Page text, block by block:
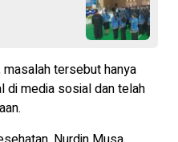
tersebut hanya
di media sosial dan telah